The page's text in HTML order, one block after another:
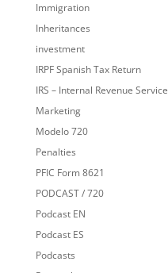
Immigration
Inheritances
investment
IRPF Spanish Tax Return
IRS – Internal Revenue Service
Marketing
Modelo 720
Penalties
PFIC Form 8621
PODCAST / 720
Podcast EN
Podcast ES
Podcasts